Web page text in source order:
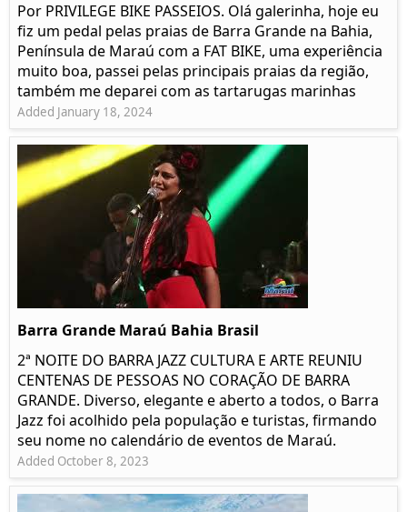
Por PRIVILEGE BIKE PASSEIOS. Olá galerinha, hoje eu
fiz um pedal pelas praias de Barra Grande na Bahia,
Península de Maraú com a FAT BIKE, uma experiência
muito boa, passei pelas principais praias da região,
também me deparei com as tartarugas marinhas
Added January 18, 2024
Barra Grande Maraú Bahia Brasil
2ª NOITE DO BARRA JAZZ CULTURA E ARTE REUNIU
CENTENAS DE PESSOAS NO CORAÇÃO DE BARRA
GRANDE. Diverso, elegante e aberto a todos, o Barra
Jazz foi acolhido pela população e turistas, firmando
seu nome no calendário de eventos de Maraú.
Added October 8, 2023